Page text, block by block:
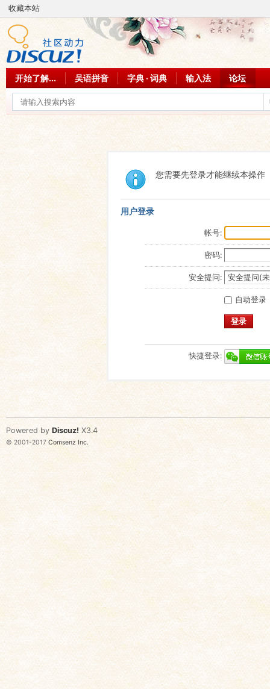
收藏本站
开始了解... 吴语拼音 字典 · 词典 输入法 论坛
您需要先登录才能继续本操作
用户登录
帐号:
密码:
安全提问:
自动登录
登录
快捷登录:
Powered by Discuz! X3.4
© 2001-2017 Comsenz Inc.